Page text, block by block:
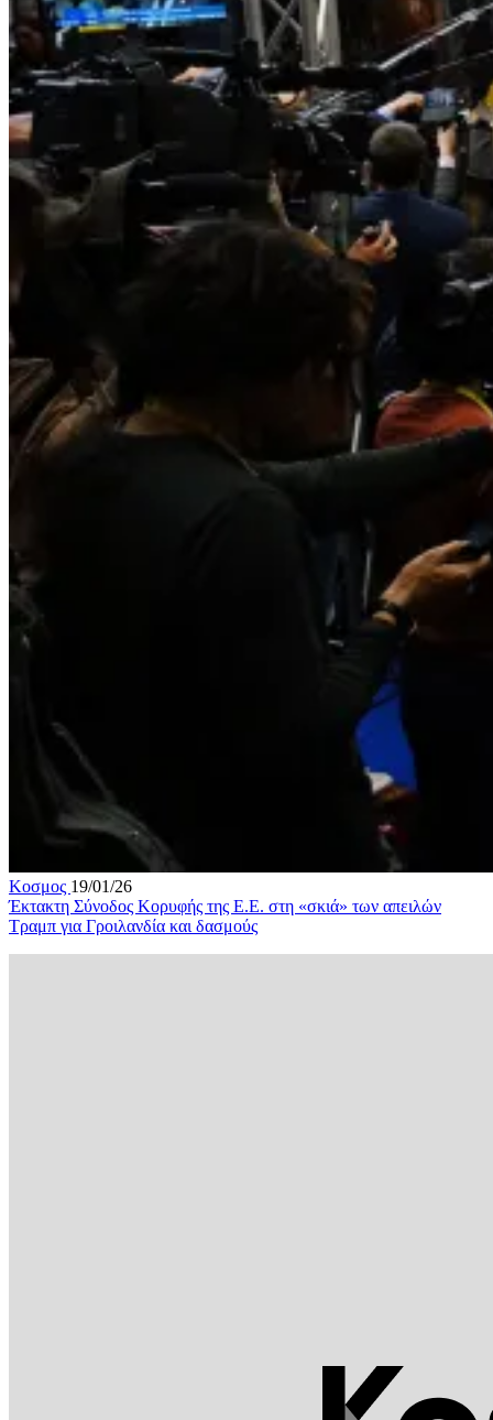
Κοσμος 19/01/26
Έκτακτη Σύνοδος Κορυφής της Ε.Ε. στη «σκιά» των απειλών
Τραμπ για Γροιλανδία και δασμούς